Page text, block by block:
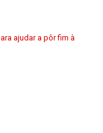
ajudar a pôr fim à